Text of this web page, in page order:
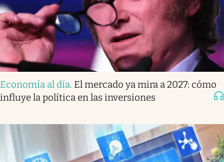
Economía al día. El mercado ya mira a 2027: cómo
influye la política en las inversiones